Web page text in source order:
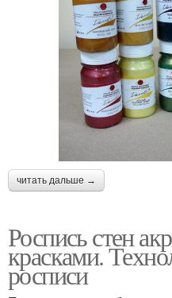
читать дальше →
Роспись стен
красками.
росписи